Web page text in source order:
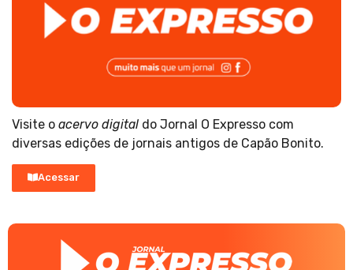
Visite o acervo digital do Jornal O Expresso com
diversas edições de jornais antigos de Capão Bonito.
Acessar